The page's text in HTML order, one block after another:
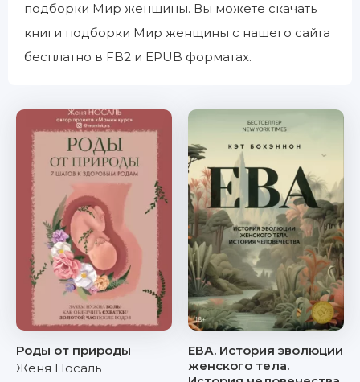
подборки Мир женщины. Вы можете скачать
книги подборки Мир женщины с нашего сайта
бесплатно в FB2 и EPUB форматах.
Роды от природы
Женя Носаль
ЕВА. История эволюции
женского тела.